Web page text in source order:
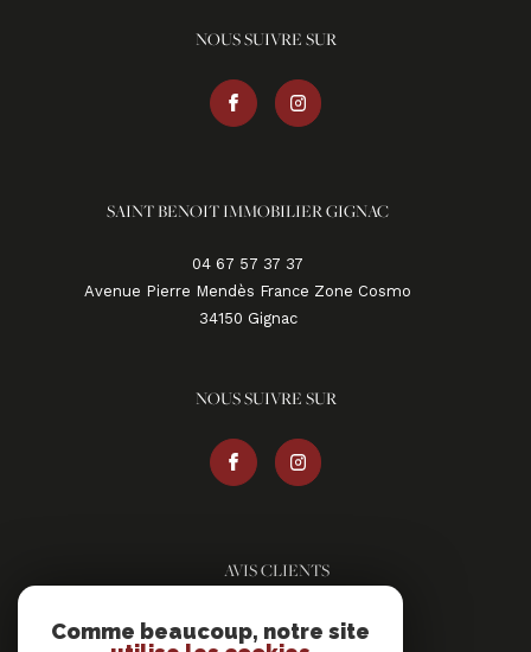
NOUS SUIVRE SUR
SAINT BENOIT IMMOBILIER GIGNAC
04 67 57 37 37
Avenue Pierre Mendès France Zone Cosmo
34150
gignac
NOUS SUIVRE SUR
AVIS CLIENTS
Comme beaucoup, notre site